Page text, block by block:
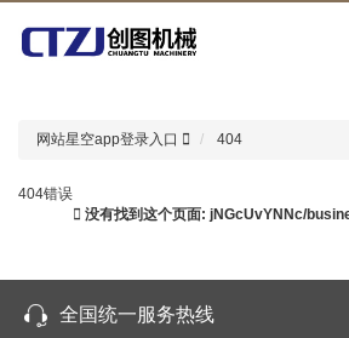
星空app登录入口
网站星空app登录入口 404
404错误
没有找到这个页面: jNGcUvYNNc/
全国统一服务热线